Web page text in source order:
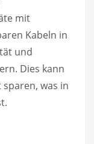
mit
Kabeln in
und
Dies kann
was in